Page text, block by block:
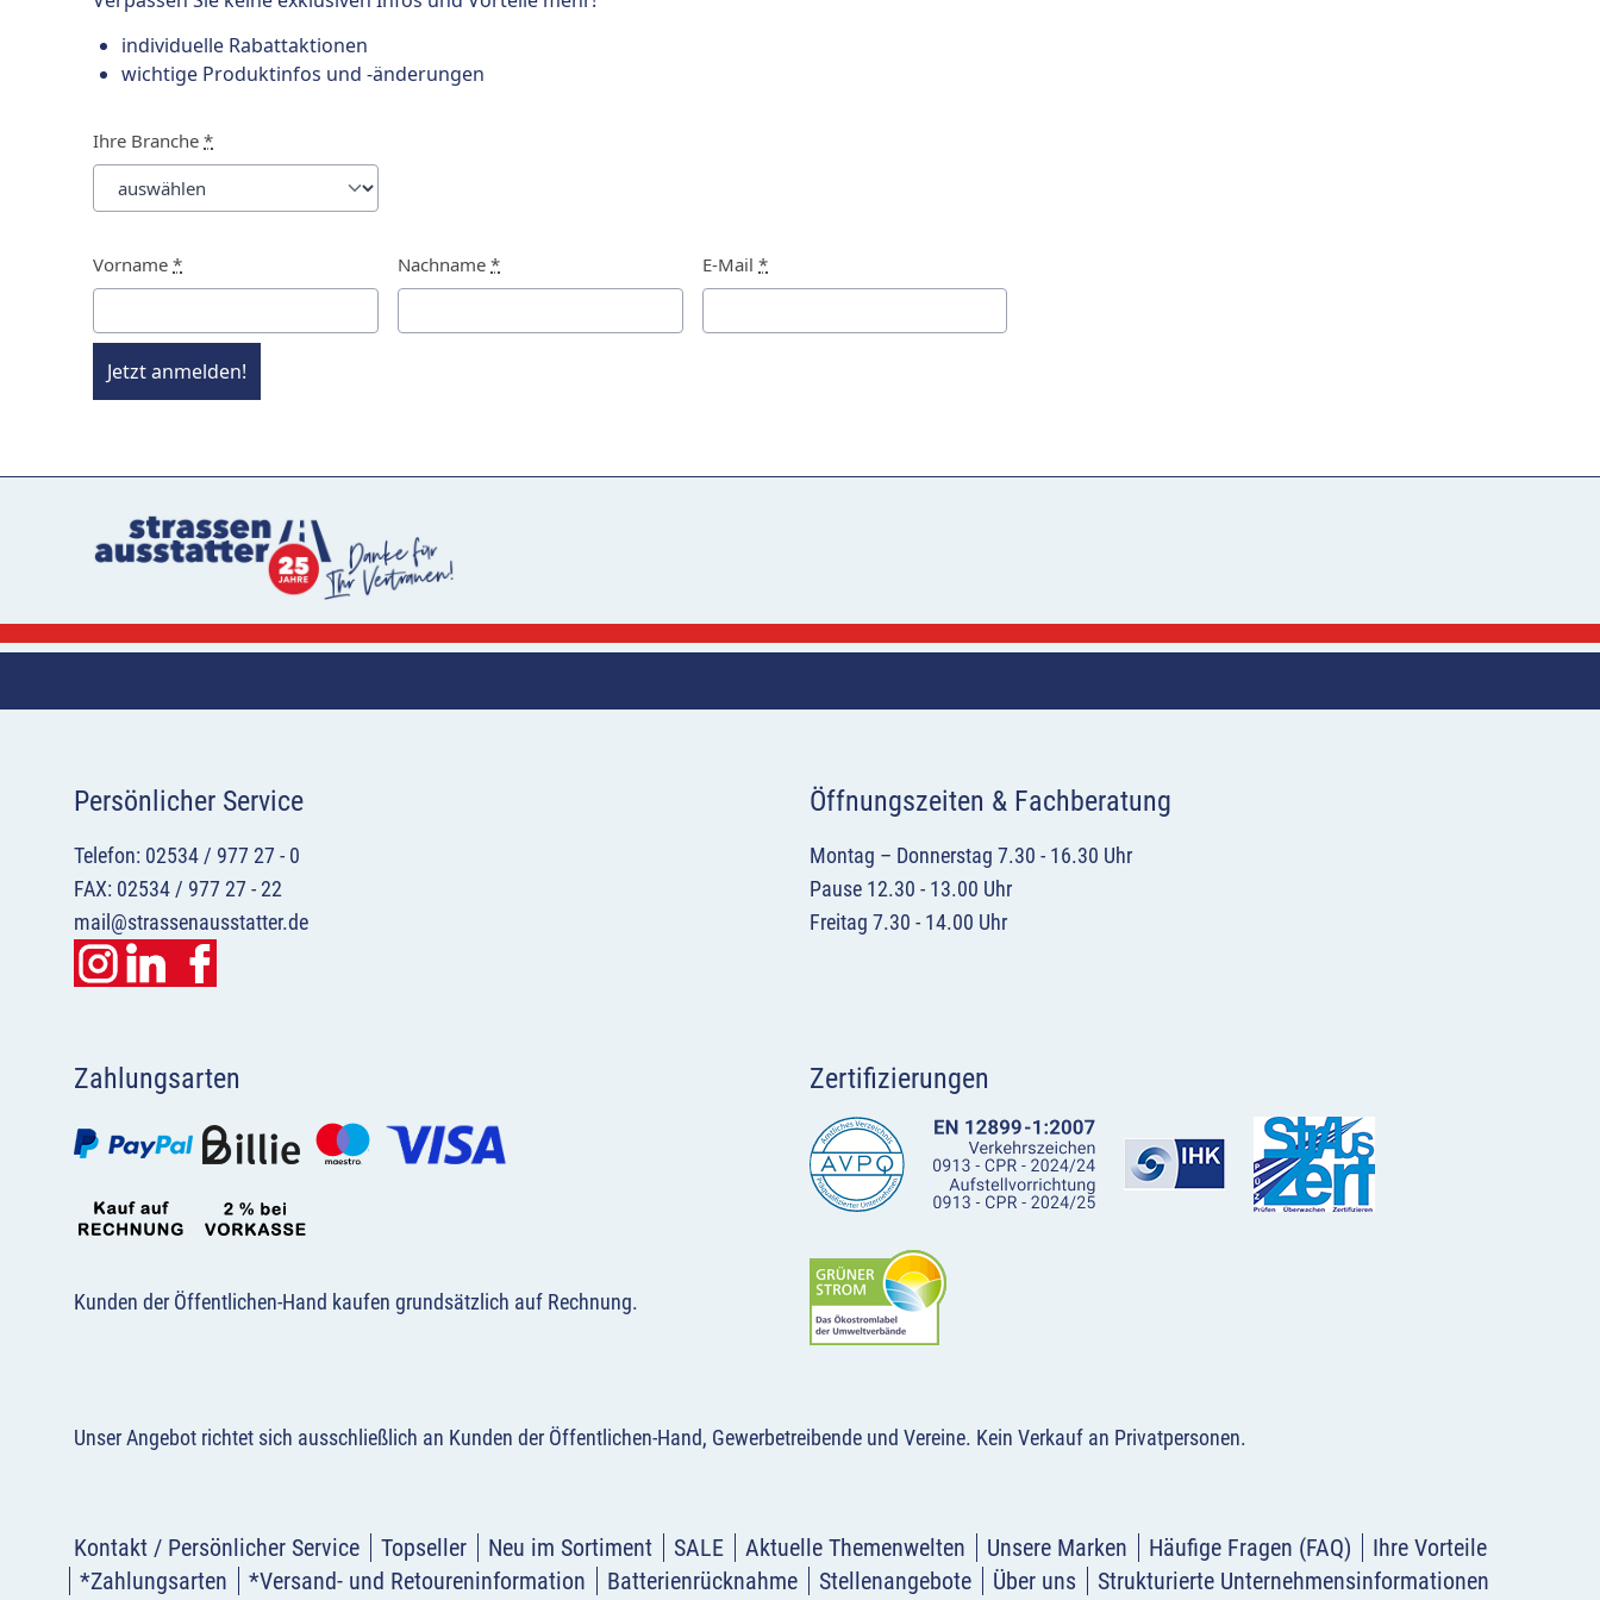
individuelle Rabattaktionen
wichtige Produktinfos und -änderungen
Ihre Branche *
Vorname * Nachname * E-Mail *
Jetzt anmelden!
Persönlicher Service
Telefon: 02534 / 977 27 - 0
FAX: 02534 / 977 27 - 22
mail@strassenausstatter.de
Öffnungszeiten & Fachberatung
Montag – Donnerstag 7.30 - 16.30 Uhr
Pause 12.30 - 13.00 Uhr
Freitag 7.30 - 14.00 Uhr
Zahlungsarten
Kunden der Öffentlichen-Hand kaufen grundsätzlich auf Rechnung.
Zertifizierungen
Unser Angebot richtet sich ausschließlich an Kunden der Öffentlichen-Hand, Gewerbetreibende und Vereine. Kein Verkauf an Privatpersonen.
Kontakt / Persönlicher Service Topseller Neu im Sortiment SALE Aktuelle Themenwelten Unsere Marken Häufige Fragen (FAQ)
Ihre Vorteile
*Zahlungsarten
*Versand- und Retoureninformation Batterienrücknahme Stellenangebote Über uns Strukturierte Unternehmensinformationen